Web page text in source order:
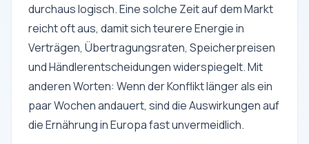
durchaus logisch. Eine solche Zeit auf dem Markt
reicht oft aus, damit sich teurere Energie in
Verträgen, Übertragungsraten, Speicherpreisen
und Händlerentscheidungen widerspiegelt. Mit
anderen Worten: Wenn der Konflikt länger als ein
paar Wochen andauert, sind die Auswirkungen auf
die Ernährung in Europa fast unvermeidlich.